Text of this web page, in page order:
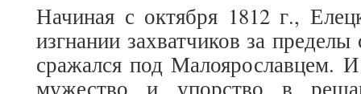
Начиная с октября 1812 г.,
изгнании захватчиков за
сражался под Малоярославцем.
мужество и упорство в